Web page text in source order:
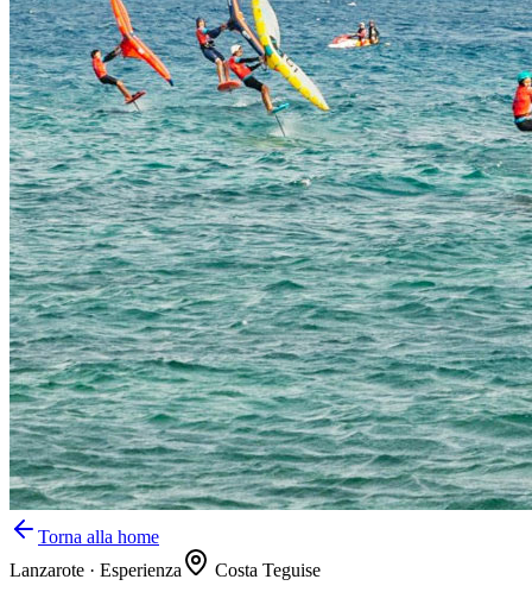
Torna alla home
Lanzarote · Esperienza Costa Teguise